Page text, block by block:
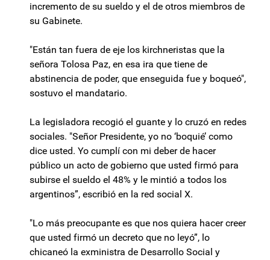
incremento de su sueldo y el de otros miembros de
su Gabinete.
"Están tan fuera de eje los kirchneristas que la
señora Tolosa Paz, en esa ira que tiene de
abstinencia de poder, que enseguida fue y boqueó",
sostuvo el mandatario.
La legisladora recogió el guante y lo cruzó en redes
sociales. "Señor Presidente, yo no ‘boquié’ como
dice usted. Yo cumplí con mi deber de hacer
público un acto de gobierno que usted firmó para
subirse el sueldo el 48% y le mintió a todos los
argentinos”, escribió en la red social X.
"Lo más preocupante es que nos quiera hacer creer
que usted firmó un decreto que no leyó”, lo
chicaneó la exministra de Desarrollo Social y